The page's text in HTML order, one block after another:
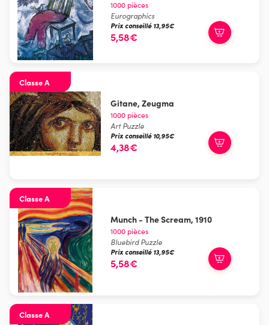
1000 pièces
Eurographics
Prix conseillé 13,95€
5,58€
Classe A
Gitane, Zeugma
1000 pièces
Art Puzzle
Prix conseillé 10,95€
4,38€
Classe A
Munch - The Scream, 1910
1000 pièces
Bluebird Puzzle
Prix conseillé 13,95€
5,58€
Classe A